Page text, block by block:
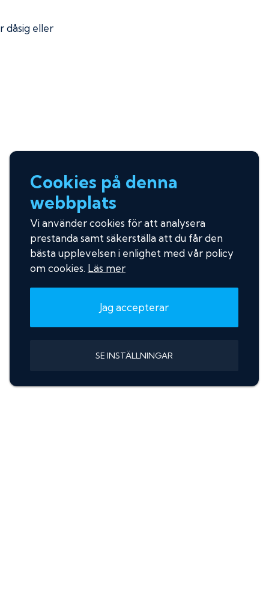
dåsig eller
Cookies på denna
webbplats
Vi använder cookies för att analysera
prestanda samt säkerställa att du får den
bästa upplevelsen i enlighet med vår policy
om cookies. Läs mer
Jag accepterar
SE INSTÄLLNINGAR